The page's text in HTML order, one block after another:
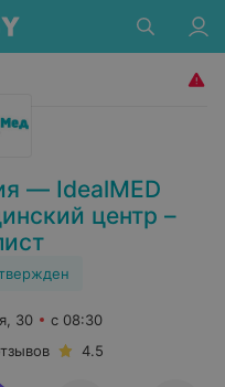
— IdealMED
центр –
30
с 08:30
4.5